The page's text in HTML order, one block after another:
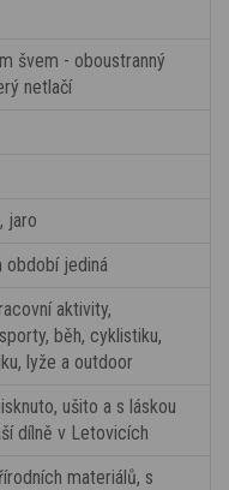
švem - oboustranný
netlačí
jaro
období jediná
aktivity,
běh, cyklistiku,
lyže a outdoor
ušito a s láskou
dílně v Letovicích
materiálů, s